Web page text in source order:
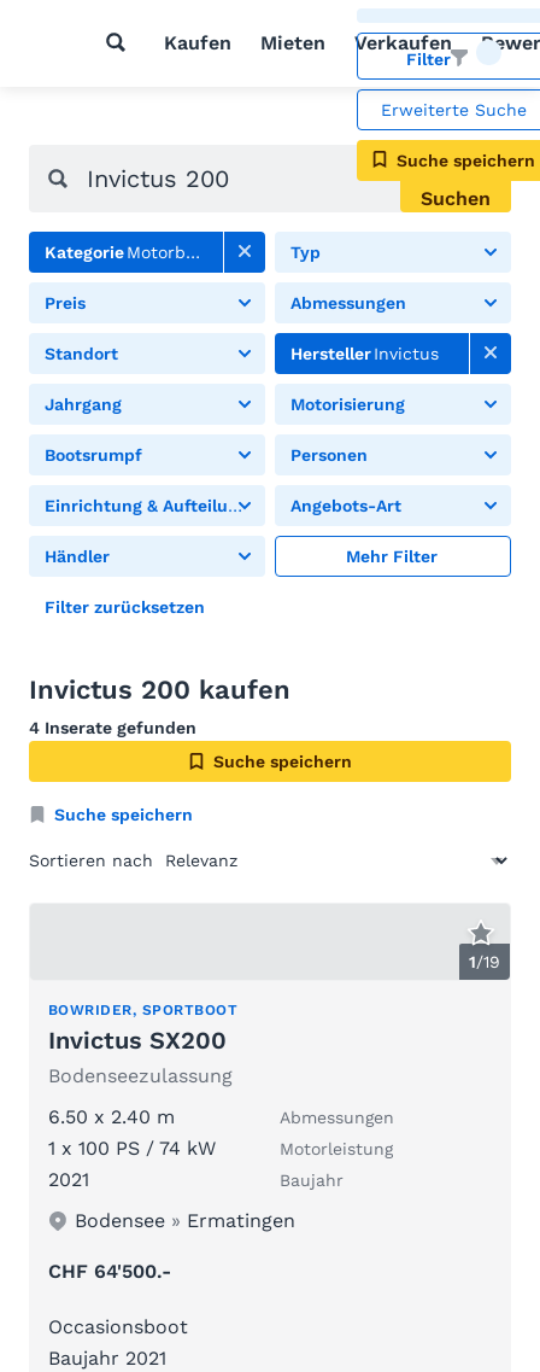
Kaufen Mieten Verkaufen
Filter
Erweiterte Suche
Suche speichern
Suchen
KategorieMotorboote Typ
Preis Abmessungen
Standort HerstellerInvictus
Jahrgang Motorisierung
Bootsrumpf Personen
Einrichtung & Aufteilung Angebots-Art
Händler Mehr Filter
Filter zurücksetzen
Invictus 200 kaufen
4 Inserate gefunden
Suche speichern
Suche speichern
Sortieren nach
1/19
BOWRIDER, SPORTBOOT
Invictus SX200
Bodenseezulassung
6.50 x 2.40 m
Abmessungen
1 x 100 PS / 74 kW Motorleistung
2021 Baujahr
Bodensee » Ermatingen
CHF 64'500.-
Occasionsboot
Baujahr 2021